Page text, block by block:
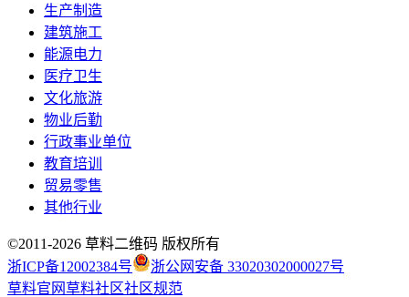
生产制造
建筑施工
能源电力
医疗卫生
文化旅游
物业后勤
行政事业单位
教育培训
贸易零售
其他行业
©2011-2026 草料二维码 版权所有
浙ICP备12002384号
浙公网安备 33020302000027号
草料官网草料社区社区规范